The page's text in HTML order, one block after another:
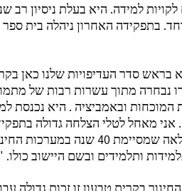
למידה. היא בעלת ניסיון רב
. בתפקידה האחרון ניהלה בית ספר
בראש סדר העדיפויות שלנו כאן
נבחרה מתוך עשרות רבות של
המוכחות ובאמביציה . היא נכנסת
. אני מאחל לטלי הצלחה גדולה
שמסיימת 40 שנה במערכות
ותלמידים ובשם היישוב כולו"